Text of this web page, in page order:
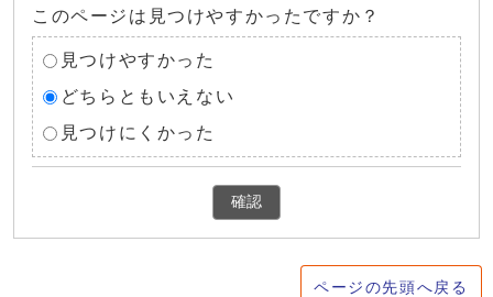
このページは見つけやすかったですか？
見つけやすかった
どちらともいえない
見つけにくかった
確認
ページの先頭へ戻る